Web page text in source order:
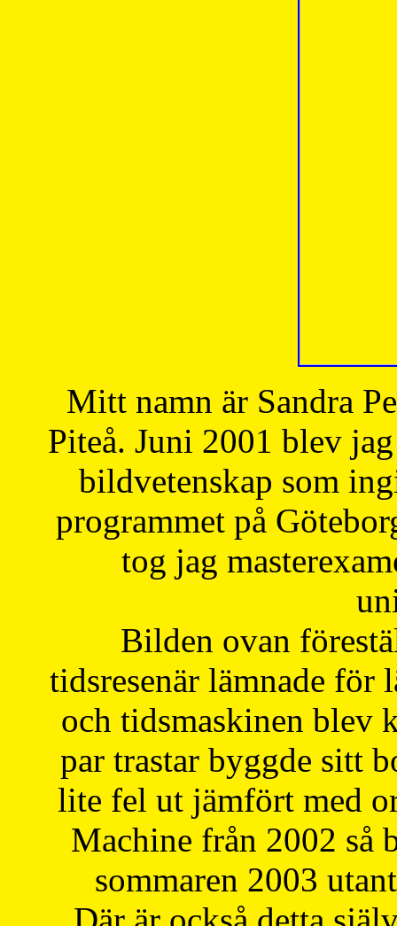
Mitt namn är Sandra
Piteå. Juni 2001 blev
bildvetenskap som
programmet på
tog jag
Bilden ovan
tidsresenär lämnade för
och tidsmaskinen blev
par trastar byggde sitt
lite fel ut jämfört med
Machine från 2002 så
sommaren 2003